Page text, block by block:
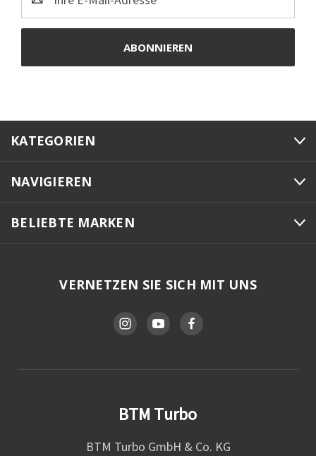
Mail-
Adresse
KATEGORIEN
NAVIGIEREN
BELIEBTE MARKEN
VERNETZEN SIE SICH MIT UNS
BTM Turbo
BTM Turbo GmbH & Co. KG